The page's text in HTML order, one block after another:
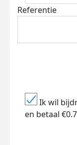
Referentie
Ik wil
en betaal